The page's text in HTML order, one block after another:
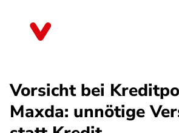
Vorsicht bei
Maxda: unnötige